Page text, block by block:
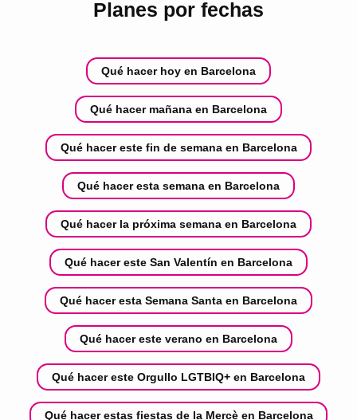
Planes por fechas
Qué hacer hoy en Barcelona
Qué hacer mañana en Barcelona
Qué hacer este fin de semana en Barcelona
Qué hacer esta semana en Barcelona
Qué hacer la próxima semana en Barcelona
Qué hacer este San Valentín en Barcelona
Qué hacer esta Semana Santa en Barcelona
Qué hacer este verano en Barcelona
Qué hacer este Orgullo LGTBIQ+ en Barcelona
Qué hacer estas fiestas de la Mercè en Barcelona